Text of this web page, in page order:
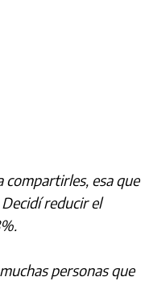
esa que
reducir el
personas que